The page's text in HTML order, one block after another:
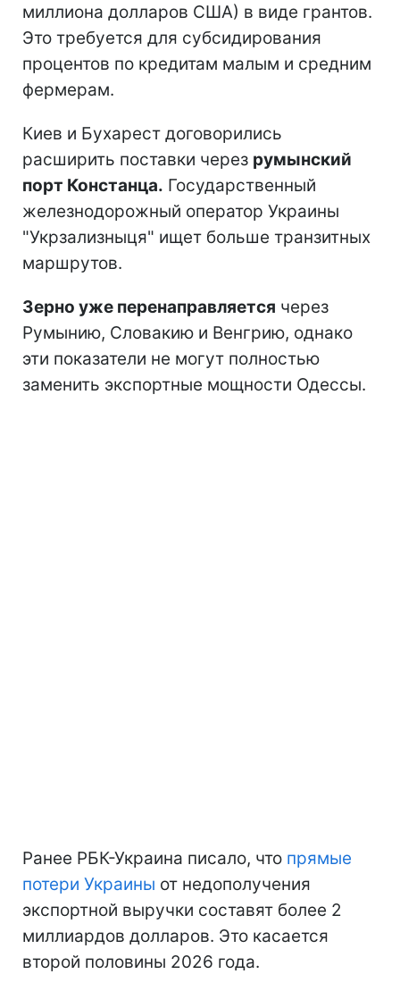
миллиона долларов США) в виде грантов.
Это требуется для субсидирования
процентов по кредитам малым и средним
фермерам.
Киев и Бухарест договорились
расширить поставки через румынский
порт Констанца. Государственный
железнодорожный оператор Украины
"Укрзализныця" ищет больше транзитных
маршрутов.
Зерно уже перенаправляется через
Румынию, Словакию и Венгрию, однако
эти показатели не могут полностью
заменить экспортные мощности Одессы.
Ранее РБК-Украина писало, что прямые
потери Украины от недополучения
экспортной выручки составят более 2
миллиардов долларов. Это касается
второй половины 2026 года.